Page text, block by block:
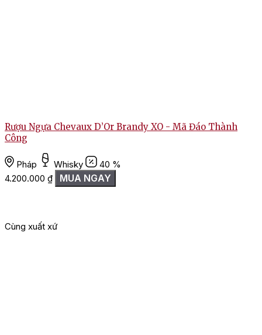
Rượu Ngựa Chevaux D’Or Brandy XO - Mã Đáo Thành
Công
Pháp Whisky
40 %
4.200.000 ₫ MUA NGAY
Cùng xuất xứ